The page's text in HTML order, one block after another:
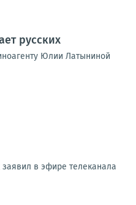
русских
Юлии Латыниной
в эфире телеканала